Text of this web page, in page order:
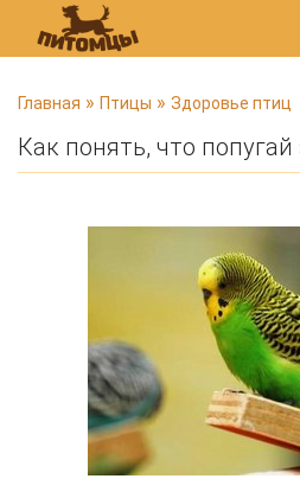
В
ы
з
Главная » Птицы » Здоровье птиц
Как понять, что попугай